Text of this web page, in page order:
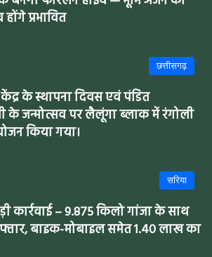
प्रभावित
छत्तीसगढ़
के स्थापना दिवस एवं पंडित
के जन्मोत्सव पर लैलूंगा ब्लाक में रंगोली
किया गया।
सरिया
कार्रवाई – 9.875 किलो गांजा के साथ
बाइक-मोबाइल समेत 1.40 लाख का